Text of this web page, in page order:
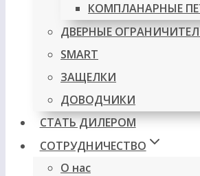
КОМПЛАНАРНЫЕ
ДВЕРНЫЕ
SMART
ЗАЩЕЛКИ
ДОВОДЧИКИ
СТАТЬ ДИЛЕРОМ
СОТРУДНИЧЕСТВО
О нас